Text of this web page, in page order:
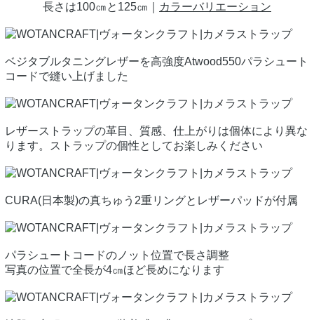
長さは100㎝と125㎝｜ カラーバリエーション
ベジタブルタニングレザーを高強度Atwood550パラシュート
コードで縫い上げました
レザーストラップの革目、質感、仕上がりは個体により異な
ります。ストラップの個性としてお楽しみください
CURA(日本製)の真ちゅう2重リングとレザーパッドが付属
パラシュートコードのノット位置で長さ調整
写真の位置で全長が4㎝ほど長めになります